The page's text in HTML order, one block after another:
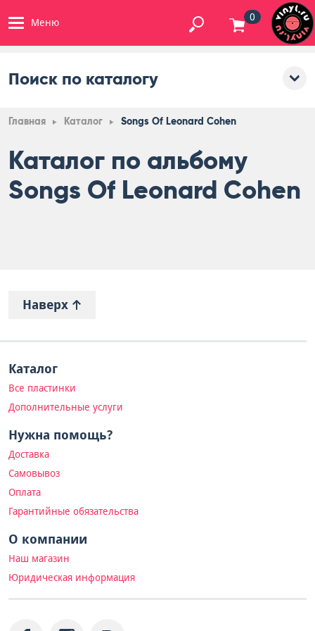
Меню 0
Поиск по каталогу
Главная Каталог Songs Of Leonard Cohen
Каталог по альбому
Songs Of Leonard Cohen
Наверх
Каталог
Все пластинки
Дополнительные услуги
Нужна помощь?
Доставка
Самовывоз
Оплата
Гарантийные обязательства
О компании
Наш магазин
Юридическая информация